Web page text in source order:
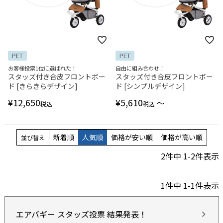
PET
お客様投票1位に選ばれた！
スタッズ付き合皮フロントボー
ド [きらきらデザイン]
¥12,650税込
PET
自由に組み合わせ！
スタッズ付き合皮フロントボー
ド [シンプルデザイン]
¥5,610税込 〜
並び替え 新着順 人気順 価格が安い順 価格が高い順
2件中 1-2件表示
1件中 1-1件表示
エアバギー スタッズ投票 結果発表！